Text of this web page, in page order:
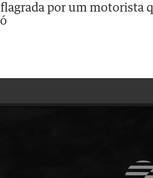
por um motorista